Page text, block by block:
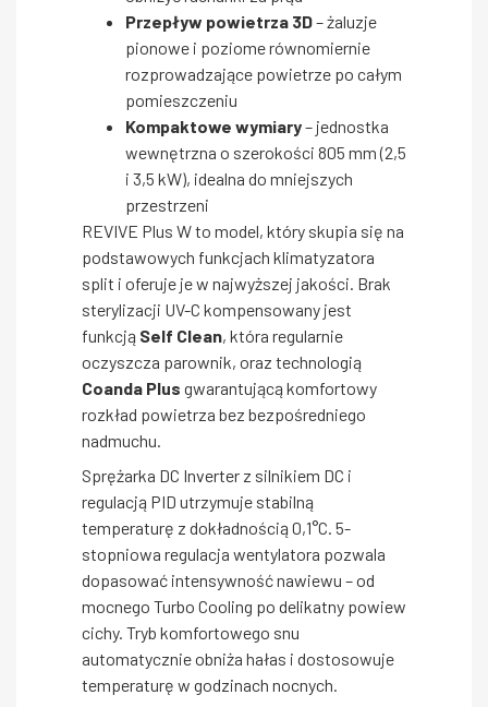
Przepływ powietrza 3D– żaluzje
pionowe i poziome równomiernie
rozprowadzające powietrze po całym
pomieszczeniu
Kompaktowe wymiary– jednostka
wewnętrzna o szerokości 805 mm (2,5
i 3,5 kW), idealna do mniejszych
przestrzeni
REVIVE Plus W to model, który skupia się na
podstawowych funkcjach klimatyzatora
split i oferuje je w najwyższej jakości. Brak
sterylizacji UV-C kompensowany jest
funkcją Self Clean, która regularnie
oczyszcza parownik, oraz technologią
Coanda Plus gwarantującą komfortowy
rozkład powietrza bez bezpośredniego
nadmuchu.
Sprężarka DC Inverter z silnikiem DC i
regulacją PID utrzymuje stabilną
temperaturę z dokładnością 0,1°C. 5-
stopniowa regulacja wentylatora pozwala
dopasować intensywność nawiewu – od
mocnego Turbo Cooling po delikatny powiew
cichy. Tryb komfortowego snu
automatycznie obniża hałas i dostosowuje
temperaturę w godzinach nocnych.